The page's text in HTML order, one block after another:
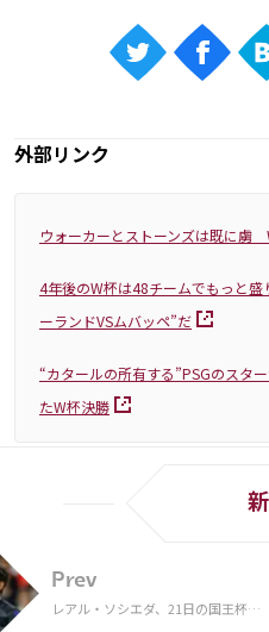
外部リンク
ウォーカーとストーンズは既に虜
4年後のW杯は48チームでもっと
ーランドVSムバッペ”だ
“カタールの所有する”PSGのスタ
たW杯決勝
Prev
レアル・ソシエダ、21日の国王杯に